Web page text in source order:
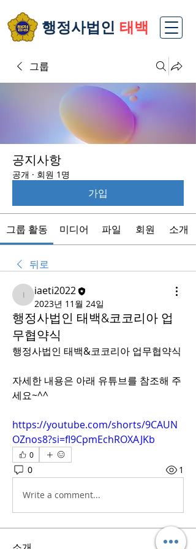
​행정사법인 태백
그룹
공지사항
공개 · 회원 1명
가입
그룹 활동 미디어 파일 회원 소개
뒤로
iaeti2022
iaeti2022
2023년 11월 24일
행정사법인 태백&코코리아 업
무협약식
행정사법인 태백&코코리아 업무협약식
자세한 내용은 아래 유튜브를 참조해 주
세요~^^
https://youtube.com/shorts/9CAUN
OZnos8?si=fI9CpmEchROXAJKb
0
0 1
Write a comment...